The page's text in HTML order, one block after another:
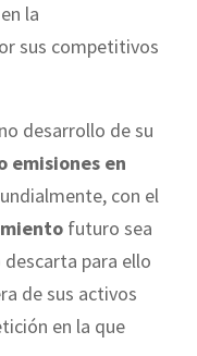
la
sus competitivos
desarrollo de su
emisiones en
con el
futuro sea
para ello
de sus activos
en la que